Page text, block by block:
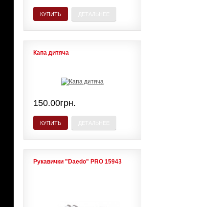
КУПИТЬ
Капа дитяча
150.00грн.
КУПИТЬ
Рукавички "Daedo" PRO 15943